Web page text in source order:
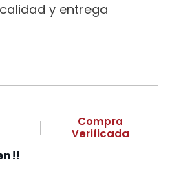
y entrega
Compra
Verificada
!!